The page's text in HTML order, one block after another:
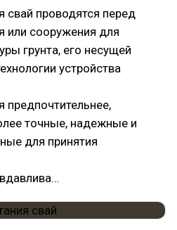
свай проводятся перед
или сооружения для
грунта, его несущей
устройства
предпочтительнее,
точные, надежные и
для принятия